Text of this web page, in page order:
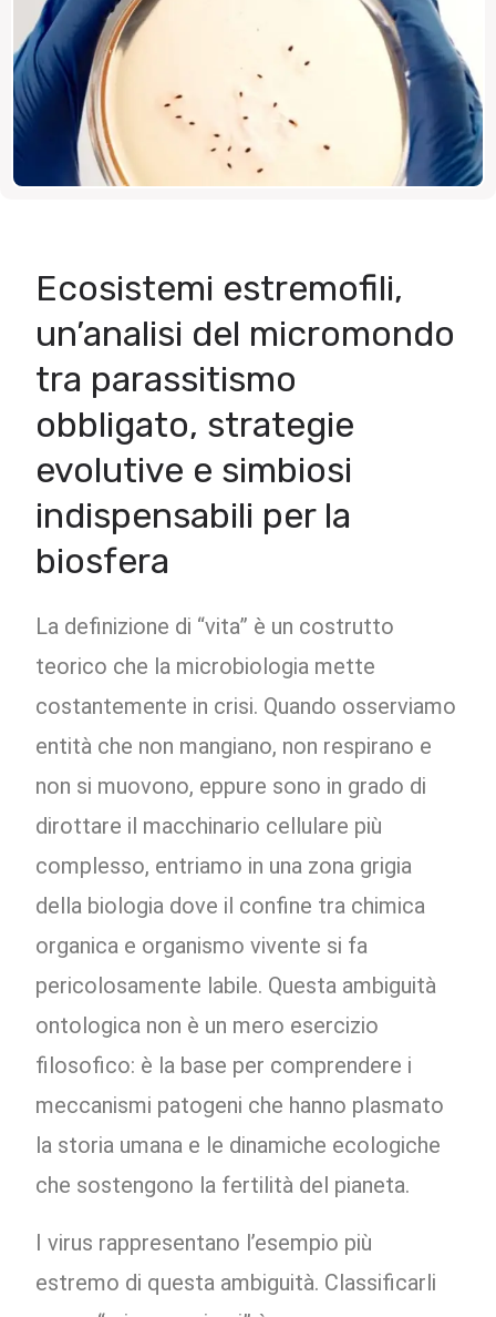
Ecosistemi estremofili,
un’analisi del micromondo
tra parassitismo
obbligato, strategie
evolutive e simbiosi
indispensabili per la
biosfera
La definizione di “vita” è un costrutto
teorico che la microbiologia mette
costantemente in crisi. Quando osserviamo
entità che non mangiano, non respirano e
non si muovono, eppure sono in grado di
dirottare il macchinario cellulare più
complesso, entriamo in una zona grigia
della biologia dove il confine tra chimica
organica e organismo vivente si fa
pericolosamente labile. Questa ambiguità
ontologica non è un mero esercizio
filosofico: è la base per comprendere i
meccanismi patogeni che hanno plasmato
la storia umana e le dinamiche ecologiche
che sostengono la fertilità del pianeta.
I virus rappresentano l’esempio più
estremo di questa ambiguità. Classificarli